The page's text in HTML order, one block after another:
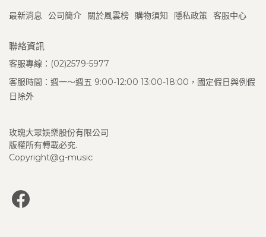
最新消息 公司簡介 關於風雲榜 購物須知 隱私政策 客服中心
聯絡資訊
客服專線：(02)2579-5977
客服時間：週一～週五 9:00-12:00 13:00-18:00，國定假日與例假
日除外
玫瑰大眾娛樂股份有限公司
版權所有轉載必究.
Copyright@g-music